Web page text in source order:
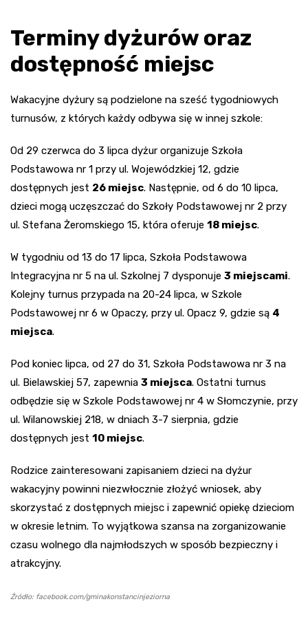
Terminy dyżurów oraz
dostępność miejsc
Wakacyjne dyżury są podzielone na sześć tygodniowych
turnusów, z których każdy odbywa się w innej szkole:
Od 29 czerwca do 3 lipca dyżur organizuje Szkoła
Podstawowa nr 1 przy ul. Wojewódzkiej 12, gdzie
dostępnych jest 26 miejsc. Następnie, od 6 do 10 lipca,
dzieci mogą uczęszczać do Szkoły Podstawowej nr 2 przy
ul. Stefana Żeromskiego 15, która oferuje 18 miejsc.
W tygodniu od 13 do 17 lipca, Szkoła Podstawowa
Integracyjna nr 5 na ul. Szkolnej 7 dysponuje 3 miejscami.
Kolejny turnus przypada na 20-24 lipca, w Szkole
Podstawowej nr 6 w Opaczy, przy ul. Opacz 9, gdzie są 4
miejsca.
Pod koniec lipca, od 27 do 31, Szkoła Podstawowa nr 3 na
ul. Bielawskiej 57, zapewnia 3 miejsca. Ostatni turnus
odbędzie się w Szkole Podstawowej nr 4 w Słomczynie, przy
ul. Wilanowskiej 218, w dniach 3-7 sierpnia, gdzie
dostępnych jest 10 miejsc.
Rodzice zainteresowani zapisaniem dzieci na dyżur
wakacyjny powinni niezwłocznie złożyć wniosek, aby
skorzystać z dostępnych miejsc i zapewnić opiekę dzieciom
w okresie letnim. To wyjątkowa szansa na zorganizowanie
czasu wolnego dla najmłodszych w sposób bezpieczny i
atrakcyjny.
Źródło: facebook.com/gminakonstancinjeziorna